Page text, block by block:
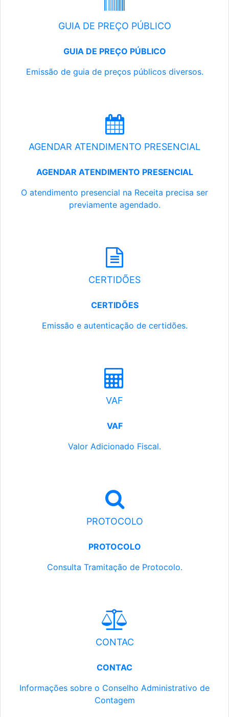
GUIA DE PREÇO PÚBLICO
GUIA DE PREÇO PÚBLICO
Emissão de guia de preços públicos diversos.
AGENDAR ATENDIMENTO PRESENCIAL
AGENDAR ATENDIMENTO PRESENCIAL
O atendimento presencial na Receita precisa ser
previamente agendado.
CERTIDÕES
CERTIDÕES
Emissão e autenticação de certidões.
VAF
VAF
Valor Adicionado Fiscal.
PROTOCOLO
PROTOCOLO
Consulta Tramitação de Protocolo.
CONTAC
CONTAC
Informações sobre o Conselho Administrativo de
Contagem